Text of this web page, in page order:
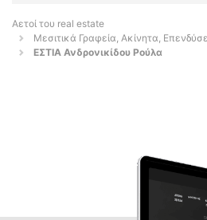
Αετοί του real estate
Μεσιτικά Γραφεία, Ακίνητα,
ΕΣΤΙΑ Ανδρονικίδου Ρούλα